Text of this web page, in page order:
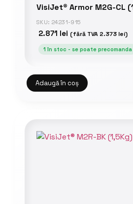
VisiJet® Armor M2G-CL
SKU: 24231-915
2.871 lei (fără TVA 2.373 lei)
1 în stoc - se poate precomanda
Adaugă în coș